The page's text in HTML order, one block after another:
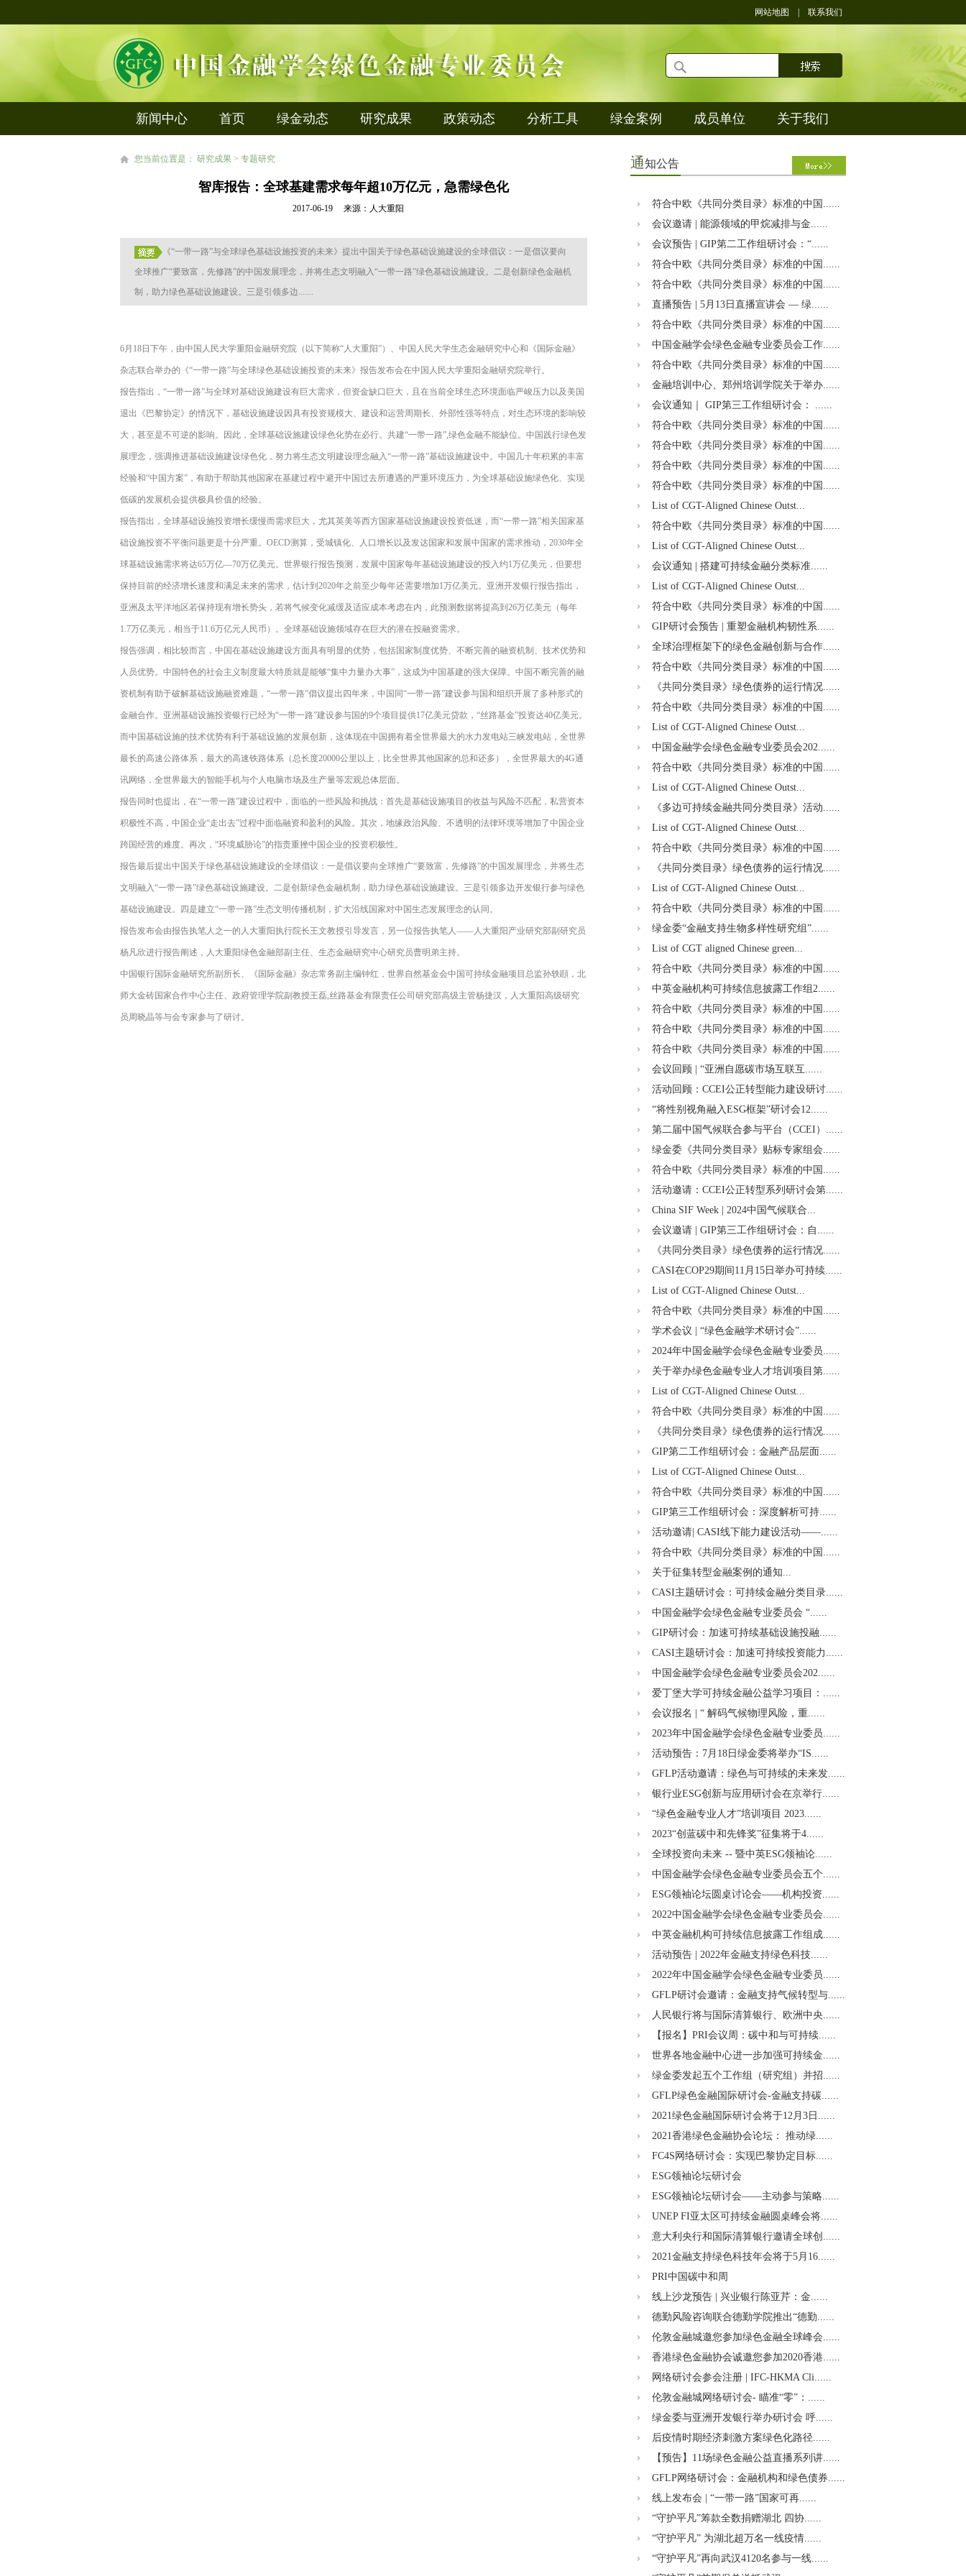
网站地图 联系我们
新闻中心 首页 绿金动态 研究成果 政策动态 分析工具 绿金案例 成员单位 关于我们
您当前位置是： 研究成果 > 专题研究
智库报告：全球基建需求每年超10万亿元，急需绿色化
2017-06-19 来源：人大重阳
《“一带一路”与全球绿色基础设施投资的未来》提出中国关于绿色基础设施建设的全球倡议：一是倡议要向
全球推广“要致富，先修路”的中国发展理念，并将生态文明融入“一带一路”绿色基础设施建设。二是创新绿色金融机
制，助力绿色基础设施建设。三是引领多边.......
6月18日下午，由中国人民大学重阳金融研究院（以下简称“人大重阳”）、中国人民大学生态金融研究中心和《国际金融》
杂志联合举办的《“一带一路”与全球绿色基础设施投资的未来》报告发布会在中国人民大学重阳金融研究院举行。
报告指出，“一带一路”与全球对基础设施建设有巨大需求，但资金缺口巨大，且在当前全球生态环境面临严峻压力以及美国
退出《巴黎协定》的情况下，基础设施建设因具有投资规模大、建设和运营周期长、外部性强等特点，对生态环境的影响较
大，甚至是不可逆的影响。因此，全球基础设施建设绿色化势在必行。共建“一带一路”,绿色金融不能缺位。中国践行绿色发
展理念，强调推进基础设施建设绿色化，努力将生态文明建设理念融入“一带一路”基础设施建设中。中国几十年积累的丰富
经验和“中国方案”，有助于帮助其他国家在基建过程中避开中国过去所遭遇的严重环境压力，为全球基础设施绿色化、实现
低碳的发展机会提供极具价值的经验。
报告指出，全球基础设施投资增长缓慢而需求巨大，尤其英美等西方国家基础设施建设投资低迷，而“一带一路”相关国家基
础设施投资不平衡问题更是十分严重。OECD测算，受城镇化、人口增长以及发达国家和发展中国家的需求推动，2030年全
球基础设施需求将达65万亿—70万亿美元。世界银行报告预测，发展中国家每年基础设施建设的投入约1万亿美元，但要想
保持目前的经济增长速度和满足未来的需求，估计到2020年之前至少每年还需要增加1万亿美元。亚洲开发银行报告指出，
亚洲及太平洋地区若保持现有增长势头，若将气候变化减缓及适应成本考虑在内，此预测数据将提高到26万亿美元（每年
1.7万亿美元，相当于11.6万亿元人民币）。全球基础设施领域存在巨大的潜在投融资需求。
报告强调，相比较而言，中国在基础设施建设方面具有明显的优势，包括国家制度优势、不断完善的融资机制、技术优势和
人员优势。中国特色的社会主义制度最大特质就是能够“集中力量办大事”，这成为中国基建的强大保障。中国不断完善的融
资机制有助于破解基础设施融资难题，“一带一路”倡议提出四年来，中国同“一带一路”建设参与国和组织开展了多种形式的
金融合作。亚洲基础设施投资银行已经为“一带一路”建设参与国的9个项目提供17亿美元贷款，“丝路基金”投资达40亿美元。
而中国基础设施的技术优势有利于基础设施的发展创新，这体现在中国拥有着全世界最大的水力发电站三峡发电站，全世界
最长的高速公路体系，最大的高速铁路体系（总长度20000公里以上，比全世界其他国家的总和还多），全世界最大的4G通
讯网络，全世界最大的智能手机与个人电脑市场及生产量等宏观总体层面。
报告同时也提出，在“一带一路”建设过程中，面临的一些风险和挑战：首先是基础设施项目的收益与风险不匹配，私营资本
积极性不高，中国企业“走出去”过程中面临融资和盈利的风险。其次，地缘政治风险、不透明的法律环境等增加了中国企业
跨国经营的难度。再次，“环境威胁论”的指责重挫中国企业的投资积极性。
报告最后提出中国关于绿色基础设施建设的全球倡议：一是倡议要向全球推广“要致富，先修路”的中国发展理念，并将生态
文明融入“一带一路”绿色基础设施建设。二是创新绿色金融机制，助力绿色基础设施建设。三是引领多边开发银行参与绿色
基础设施建设。四是建立“一带一路”生态文明传播机制，扩大沿线国家对中国生态发展理念的认同。
报告发布会由报告执笔人之一的人大重阳执行院长王文教授引导发言，另一位报告执笔人——人大重阳产业研究部副研究员
杨凡欣进行报告阐述，人大重阳绿色金融部副主任、生态金融研究中心研究员曹明弟主持。
中国银行国际金融研究所副所长、《国际金融》杂志常务副主编钟红，世界自然基金会中国可持续金融项目总监孙轶頲，北
师大金砖国家合作中心主任、政府管理学院副教授王磊,丝路基金有限责任公司研究部高级主管杨捷汉，人大重阳高级研究
员周晓晶等与会专家参与了研讨。
通知公告
符合中欧《共同分类目录》标准的中国......
会议邀请 | 能源领域的甲烷减排与金......
会议预告 | GIP第二工作组研讨会：“......
符合中欧《共同分类目录》标准的中国......
符合中欧《共同分类目录》标准的中国......
直播预告 | 5月13日直播宣讲会 — 绿......
符合中欧《共同分类目录》标准的中国......
中国金融学会绿色金融专业委员会工作......
符合中欧《共同分类目录》标准的中国......
金融培训中心、郑州培训学院关于举办......
会议通知｜ GIP第三工作组研讨会： ......
符合中欧《共同分类目录》标准的中国......
符合中欧《共同分类目录》标准的中国......
符合中欧《共同分类目录》标准的中国......
符合中欧《共同分类目录》标准的中国......
List of CGT-Aligned Chinese Outst...
符合中欧《共同分类目录》标准的中国......
List of CGT-Aligned Chinese Outst...
会议通知 | 搭建可持续金融分类标准......
List of CGT-Aligned Chinese Outst...
符合中欧《共同分类目录》标准的中国......
GIP研讨会预告 | 重塑金融机构韧性系......
全球治理框架下的绿色金融创新与合作......
符合中欧《共同分类目录》标准的中国......
《共同分类目录》绿色债券的运行情况......
符合中欧《共同分类目录》标准的中国......
List of CGT-Aligned Chinese Outst...
中国金融学会绿色金融专业委员会202......
符合中欧《共同分类目录》标准的中国......
List of CGT-Aligned Chinese Outst...
《多边可持续金融共同分类目录》活动......
List of CGT-Aligned Chinese Outst...
符合中欧《共同分类目录》标准的中国......
《共同分类目录》绿色债券的运行情况......
List of CGT-Aligned Chinese Outst...
符合中欧《共同分类目录》标准的中国......
绿金委“金融支持生物多样性研究组”......
List of CGT aligned Chinese green...
符合中欧《共同分类目录》标准的中国......
中英金融机构可持续信息披露工作组2......
符合中欧《共同分类目录》标准的中国......
符合中欧《共同分类目录》标准的中国......
符合中欧《共同分类目录》标准的中国......
会议回顾 | “亚洲自愿碳市场互联互......
活动回顾：CCEI公正转型能力建设研讨......
“将性别视角融入ESG框架”研讨会12......
第二届中国气候联合参与平台（CCEI）......
绿金委《共同分类目录》贴标专家组会......
符合中欧《共同分类目录》标准的中国......
活动邀请：CCEI公正转型系列研讨会第......
China SIF Week | 2024中国气候联合...
会议邀请 | GIP第三工作组研讨会：自......
《共同分类目录》绿色债券的运行情况......
CASI在COP29期间11月15日举办可持续......
List of CGT-Aligned Chinese Outst...
符合中欧《共同分类目录》标准的中国......
学术会议 | “绿色金融学术研讨会”......
2024年中国金融学会绿色金融专业委员......
关于举办绿色金融专业人才培训项目第......
List of CGT-Aligned Chinese Outst...
符合中欧《共同分类目录》标准的中国......
《共同分类目录》绿色债券的运行情况......
GIP第二工作组研讨会：金融产品层面......
List of CGT-Aligned Chinese Outst...
符合中欧《共同分类目录》标准的中国......
GIP第三工作组研讨会：深度解析可持......
活动邀请| CASI线下能力建设活动——......
符合中欧《共同分类目录》标准的中国......
关于征集转型金融案例的通知...
CASI主题研讨会：可持续金融分类目录......
中国金融学会绿色金融专业委员会 “......
GIP研讨会：加速可持续基础设施投融......
CASI主题研讨会：加速可持续投资能力......
中国金融学会绿色金融专业委员会202......
爱丁堡大学可持续金融公益学习项目：......
会议报名 | “ 解码气候物理风险，重......
2023年中国金融学会绿色金融专业委员......
活动预告：7月18日绿金委将举办“IS......
GFLP活动邀请：绿色与可持续的未来发......
银行业ESG创新与应用研讨会在京举行......
“绿色金融专业人才”培训项目 2023......
2023“创蓝碳中和先锋奖”征集将于4......
全球投资向未来 -- 暨中英ESG领袖论......
中国金融学会绿色金融专业委员会五个......
ESG领袖论坛圆桌讨论会——机构投资......
2022中国金融学会绿色金融专业委员会......
中英金融机构可持续信息披露工作组成......
活动预告 | 2022年金融支持绿色科技......
2022年中国金融学会绿色金融专业委员......
GFLP研讨会邀请：金融支持气候转型与......
人民银行将与国际清算银行、欧洲中央......
【报名】PRI会议周：碳中和与可持续......
世界各地金融中心进一步加强可持续金......
绿金委发起五个工作组（研究组）并招......
GFLP绿色金融国际研讨会-金融支持碳......
2021绿色金融国际研讨会将于12月3日......
2021香港绿色金融协会论坛： 推动绿......
​FC4S网络研讨会：实现巴黎协定目标......
ESG领袖论坛研讨会
ESG领袖论坛研讨会——主动参与策略......
UNEP FI亚太区可持续金融圆桌峰会将......
意大利央行和国际清算银行邀请全球创......
2021金融支持绿色科技年会将于5月16......
PRI中国碳中和周
线上沙龙预告 | 兴业银行陈亚芹：金......
德勤风险咨询联合德勤学院推出“德勤......
伦敦金融城邀您参加绿色金融全球峰会......
香港绿色金融协会诚邀您参加2020香港......
网络研讨会参会注册 | IFC-HKMA Cli......
伦敦金融城网络研讨会- 瞄准“零”：......
绿金委与亚洲开发银行举办研讨会 呼......
后疫情时期经济刺激方案绿色化路径......
【预告】11场绿色金融公益直播系列讲......
GFLP网络研讨会：金融机构和绿色债券......
线上发布会 | “一带一路”国家可再......
“守护平凡”筹款全数捐赠湖北 四协......
“守护平凡” 为湖北超万名一线疫情......
“守护平凡”再向武汉4120名参与一线......